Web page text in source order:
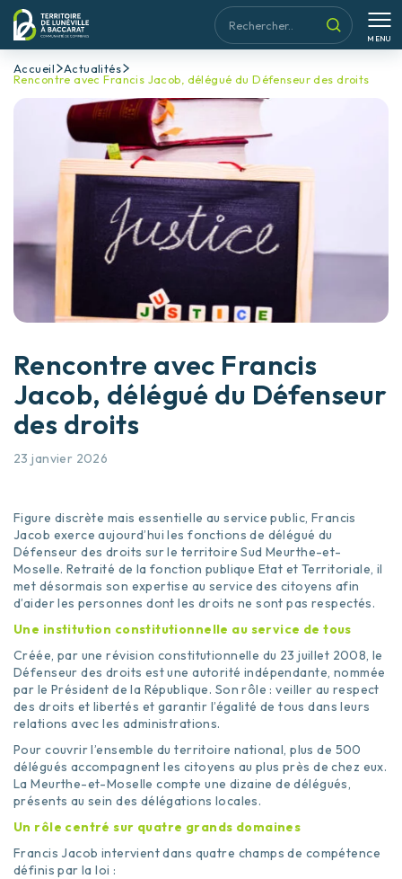
MENU
Accueil Actualités
Rencontre avec Francis Jacob, délégué du Défenseur des droits
Rencontre avec Francis
Jacob, délégué du Défenseur
des droits
23 janvier 2026
Figure discrète mais essentielle au service public, Francis
Jacob exerce aujourd’hui les fonctions de délégué du
Défenseur des droits sur le territoire Sud Meurthe-et-
Moselle. Retraité de la fonction publique Etat et Territoriale, il
met désormais son expertise au service des citoyens afin
d’aider les personnes dont les droits ne sont pas respectés.
Une institution constitutionnelle au service de tous
Créée, par une révision constitutionnelle du 23 juillet 2008, le
Défenseur des droits est une autorité indépendante, nommée
par le Président de la République. Son rôle : veiller au respect
des droits et libertés et garantir l’égalité de tous dans leurs
relations avec les administrations.
Pour couvrir l’ensemble du territoire national, plus de 500
délégués accompagnent les citoyens au plus près de chez eux.
La Meurthe-et-Moselle compte une dizaine de délégués,
présents au sein des délégations locales.
Un rôle centré sur quatre grands domaines
Francis Jacob intervient dans quatre champs de compétence
définis par la loi :